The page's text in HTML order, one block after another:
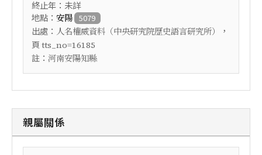
終止年：未詳
地點： 安陽 5079
出處： 人名權威資料（中央研究院歷史語言研究所）
，
頁 tts_no=16185
註： 河南安陽知縣
親屬關係